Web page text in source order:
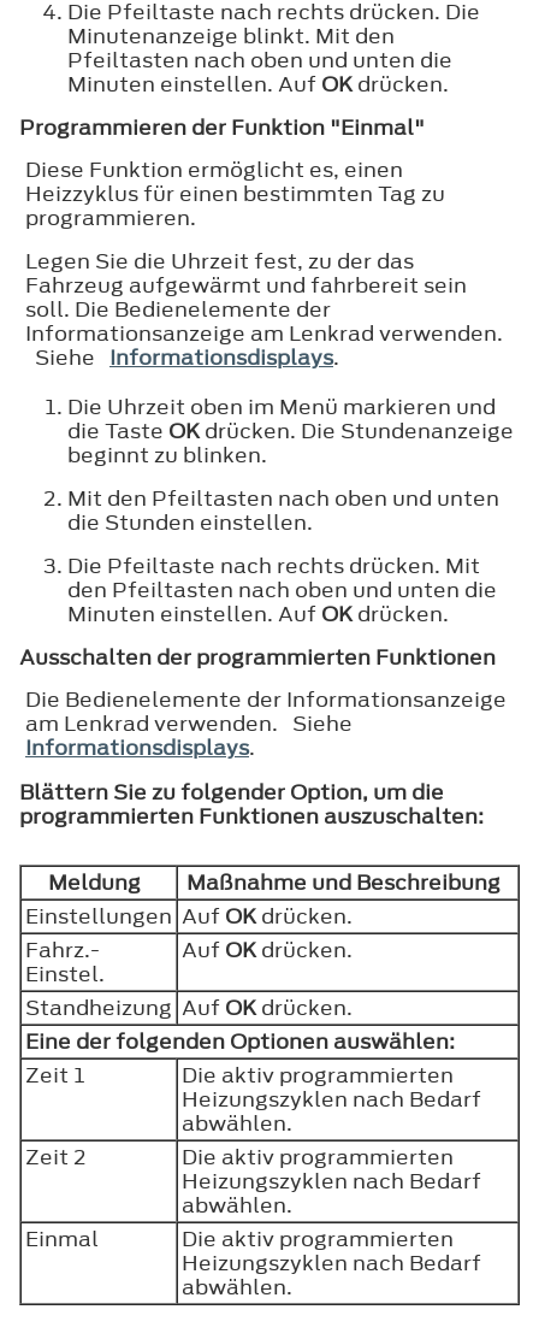
Die Pfeiltaste nach rechts drücken. Die
Minutenanzeige blinkt. Mit den
Pfeiltasten nach oben und unten die
Minuten einstellen. Auf OKdrücken.
Programmieren der Funktion "Einmal"
Diese Funktion ermöglicht es, einen
Heizzyklus für einen bestimmten Tag zu
programmieren.
Legen Sie die Uhrzeit fest, zu der das
Fahrzeug aufgewärmt und fahrbereit sein
soll. Die Bedienelemente der
Informationsanzeige am Lenkrad verwenden.
Siehe Informationsdisplays.
Die Uhrzeit oben im Menü markieren und
die Taste OKdrücken. Die Stundenanzeige
beginnt zu blinken.
Mit den Pfeiltasten nach oben und unten
die Stunden einstellen.
Die Pfeiltaste nach rechts drücken. Mit
den Pfeiltasten nach oben und unten die
Minuten einstellen. Auf OKdrücken.
Ausschalten der programmierten Funktionen
Die Bedienelemente der Informationsanzeige
am Lenkrad verwenden. Siehe
Informationsdisplays.
Blättern Sie zu folgender Option, um die
programmierten Funktionen auszuschalten:
Meldung
Maßnahme und Beschreibung
Einstellungen Auf OKdrücken.
Fahrz.-
Einstel.
Auf OKdrücken.
Standheizung Auf OKdrücken.
Eine der folgenden Optionen auswählen:
Zeit 1
Die aktiv programmierten
Heizungszyklen nach Bedarf
abwählen.
Zeit 2
Die aktiv programmierten
Heizungszyklen nach Bedarf
abwählen.
Einmal
Die aktiv programmierten
Heizungszyklen nach Bedarf
abwählen.